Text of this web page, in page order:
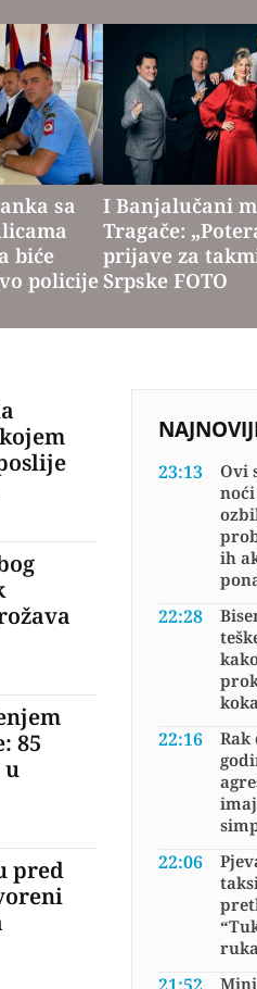
sa
biće
policije
I Banjalučani
Tragače:
prijave za
Srpske FOTO
85
u
pred
23:13
Ovi
ih
22:28
22:16
Rak
22:06